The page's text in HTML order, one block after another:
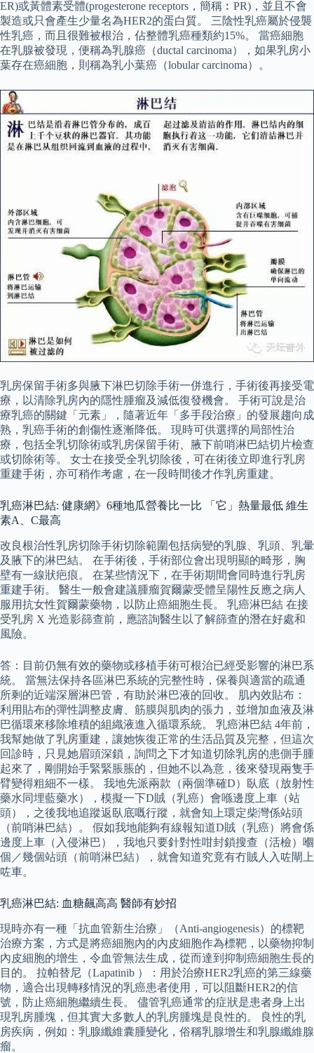
ER)或黃體素受體(progesterone receptors，簡稱︰PR)，並且不會
製造或只會產生少量名為HER2的蛋白質。 三陰性乳癌屬於侵襲
性乳癌，而且很難被根治，佔整體乳癌種類約15%。 當癌細胞
在乳腺被發現，便稱為乳腺癌（ductal carcinoma），如果乳房小
葉存在癌細胞，則稱為乳小葉癌（lobular carcinoma）。
乳房保留手術多與腋下淋巴切除手術一併進行，手術後再接受電
療，以清除乳房內的隱性腫瘤及減低復發機會。 手術可說是治
療乳癌的關鍵「元素」，隨著近年「多手段治療」的發展趨向成
熟，乳癌手術的創傷性逐漸降低。 現時可供選擇的局部性治
療，包括全乳切除術或乳房保留手術、腋下前哨淋巴結切片檢查
或切除術等。 女士在接受全乳切除後，可在術後立即進行乳房
重建手術，亦可稍作考慮，在一段時間後才作乳房重建。
乳癌淋巴結: 健康網》6種地瓜營養比一比 「它」熱量最低 維生
素A、C最高
改良根治性乳房切除手術切除範圍包括病變的乳腺、乳頭、乳暈
及腋下的淋巴結。 在手術後，手術部位會出現明顯的畸形，胸
壁有一線狀疤痕。 在某些情況下，在手術期間會同時進行乳房
重建手術。 醫生一般會建議腫瘤賀爾蒙受體呈陽性反應之病人
服用抗女性賀爾蒙藥物，以防止癌細胞生長。 乳癌淋巴結 在接
受乳房 X 光造影篩查前，應諮詢醫生以了解篩查的潛在好處和
風險。
答：目前仍無有效的藥物或移植手術可根治已經受影響的淋巴系
統。 當無法保持各區淋巴系統的完整性時，保養與適當的疏通
所剩的近端深層淋巴管，有助於淋巴液的回收。 肌內效貼布：
利用貼布的彈性調整皮膚、筋膜與肌肉的張力，並增加血液及淋
巴循環來移除堆積的組織液進入循環系統。 乳癌淋巴結 4年前，
我幫她做了乳房重建，讓她恢復正常的生活品質及完整，但這次
回診時，只見她眉頭深鎖，詢問之下才知道切除乳房的患側手腫
起來了，剛開始手緊緊脹脹的，但她不以為意，後來發現兩隻手
臂變得粗細不一樣。 我地先派兩款（兩個準確D）臥底（放射性
藥水同埋藍藥水），模擬一下D賊（乳癌）會喺邊度上車（站
頭），之後我地追蹤返臥底嘅行蹤，就會知上環定柴灣係站頭
（前哨淋巴結）。 假如我地能夠有線報知道D賊（乳癌）將會係
邊度上車（入侵淋巴），我地只要針對性咁封鎖搜查（活檢）嗰
個／幾個站頭（前哨淋巴結），就會知道究竟有冇賊人入咗閘上
咗車。
乳癌淋巴結: 血糖飆高高 醫師有妙招
現時亦有一種「抗血管新生治療」（Anti-angiogenesis）的標靶
治療方案，方式是將癌細胞內的內皮細胞作為標靶，以藥物抑制
內皮細胞的增生，令血管無法生成，從而達到抑制癌細胞生長的
目的。 拉帕替尼（Lapatinib ）：用於治療HER2乳癌的第三線藥
物，適合出現轉移情況的乳癌患者使用，可以阻斷HER2的信
號，防止癌細胞繼續生長。 儘管乳癌通常的症狀是患者身上出
現乳房腫塊，但其實大多數人的乳房腫塊是良性的。 良性的乳
房疾病，例如：乳腺纖維囊腫變化，俗稱乳腺增生和乳腺纖維腺
瘤。